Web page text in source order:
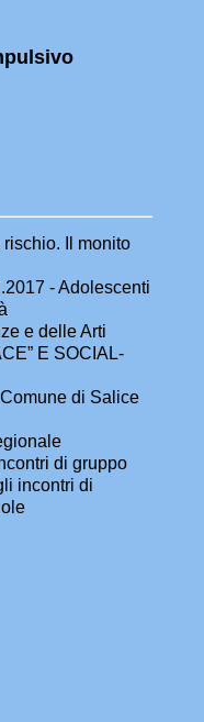
Il monito
- Adolescenti
e delle Arti
E SOCIAL-
di Salice
di gruppo
incontri di